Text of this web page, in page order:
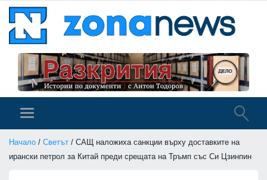
Начало / Светът / САЩ наложиха санкции върху доставките на
ирански петрол за Китай преди срещата на Тръмп със Си Цзинпин